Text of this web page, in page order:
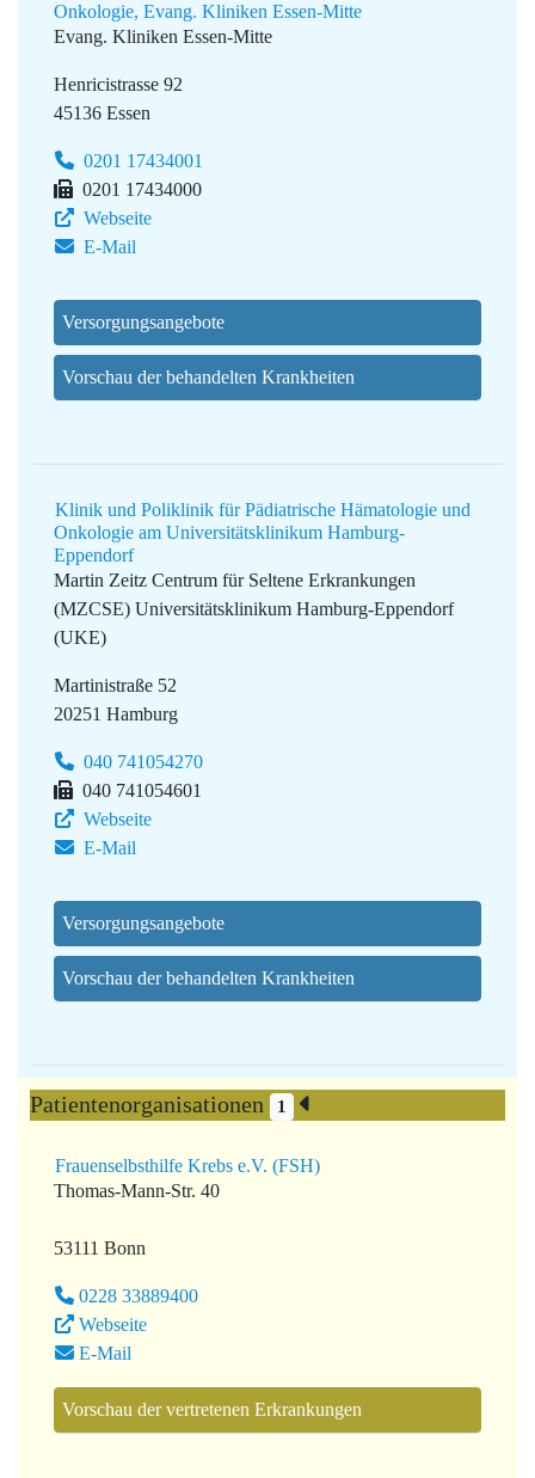
Onkologie, Evang. Kliniken Essen-Mitte
Evang. Kliniken Essen-Mitte
Henricistrasse 92
45136 Essen
0201 17434001
0201 17434000
Webseite
E-Mail
Versorgungsangebote
Vorschau der behandelten Krankheiten
Klinik und Poliklinik für Pädiatrische Hämatologie und
Onkologie am Universitätsklinikum Hamburg-
Eppendorf
Martin Zeitz Centrum für Seltene Erkrankungen
(MZCSE) Universitätsklinikum Hamburg-Eppendorf
(UKE)
Martinistraße 52
20251 Hamburg
040 741054270
040 741054601
Webseite
E-Mail
Versorgungsangebote
Vorschau der behandelten Krankheiten
Patientenorganisationen 1
Frauenselbsthilfe Krebs e.V. (FSH)
Thomas-Mann-Str. 40
53111 Bonn
0228 33889400
Webseite
E-Mail
Vorschau der vertretenen Erkrankungen